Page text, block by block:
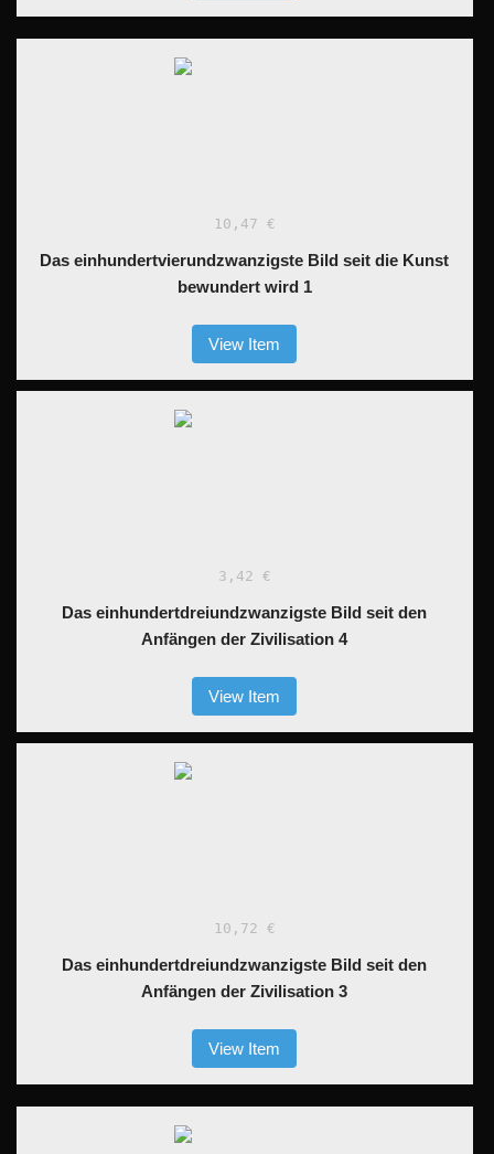
10,47 €
Das einhundertvierundzwanzigste Bild seit die Kunst
bewundert wird 1
View Item
3,42 €
Das einhundertdreiundzwanzigste Bild seit den
Anfängen der Zivilisation 4
View Item
10,72 €
Das einhundertdreiundzwanzigste Bild seit den
Anfängen der Zivilisation 3
View Item